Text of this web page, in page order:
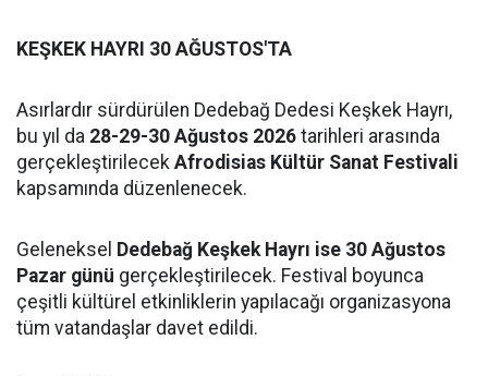
KEŞKEK HAYRI 30 AĞUSTOS'TA
Asırlardır sürdürülen Dedebağ Dedesi Keşkek Hayrı,
bu yıl da 28-29-30 Ağustos 2026 tarihleri arasında
gerçekleştirilecek Afrodisias Kültür Sanat Festivali
kapsamında düzenlenecek.
Geleneksel Dedebağ Keşkek Hayrı ise 30 Ağustos
Pazar günü gerçekleştirilecek. Festival boyunca
çeşitli kültürel etkinliklerin yapılacağı organizasyona
tüm vatandaşlar davet edildi.